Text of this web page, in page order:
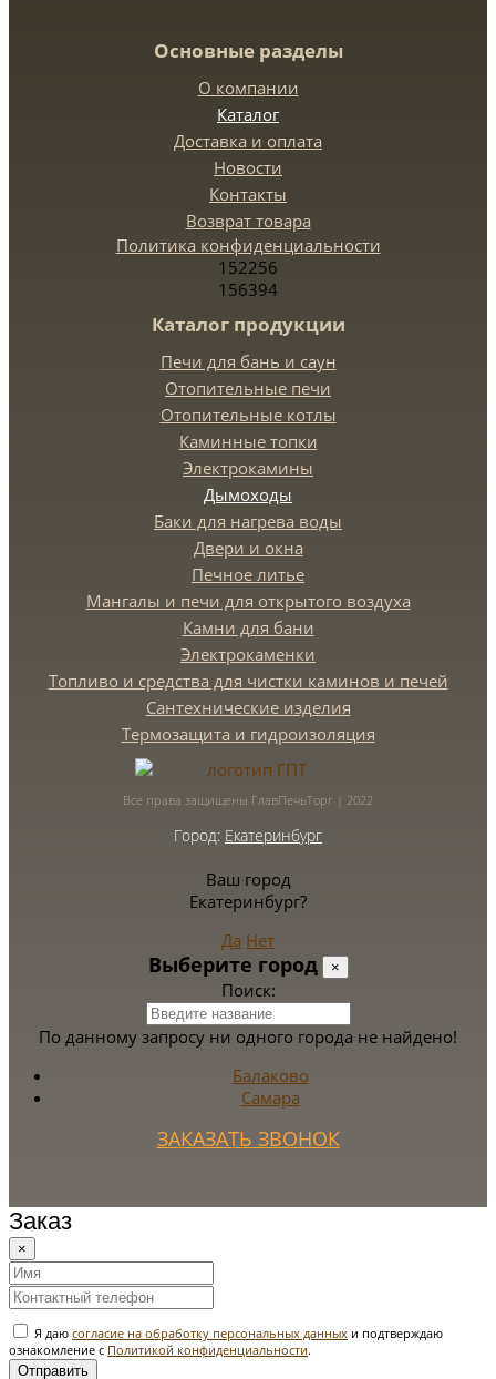
Основные разделы
О компании
Каталог
Доставка и оплата
Новости
Контакты
Возврат товара
Политика конфиденциальности
152256
156394
Каталог продукции
Печи для бань и саун
Отопительные печи
Отопительные котлы
Каминные топки
Электрокамины
Дымоходы
Баки для нагрева воды
Двери и окна
Печное литье
Мангалы и печи для открытого воздуха
Камни для бани
Электрокаменки
Топливо и средства для чистки каминов и печей
Сантехнические изделия
Термозащита и гидроизоляция
Все права защищены ГлавПечьТорг | 2022
Город: Екатеринбург
Ваш город
Екатеринбург?
Да Нет
Выберите город ×
Поиск:
По данному запросу ни одного города не найдено!
Балаково
Самара
ЗАКАЗАТЬ ЗВОНОК
Заказ
×
Я даю согласие на обработку персональных данных и подтверждаю
ознакомление с Политикой конфиденциальности.
Отправить